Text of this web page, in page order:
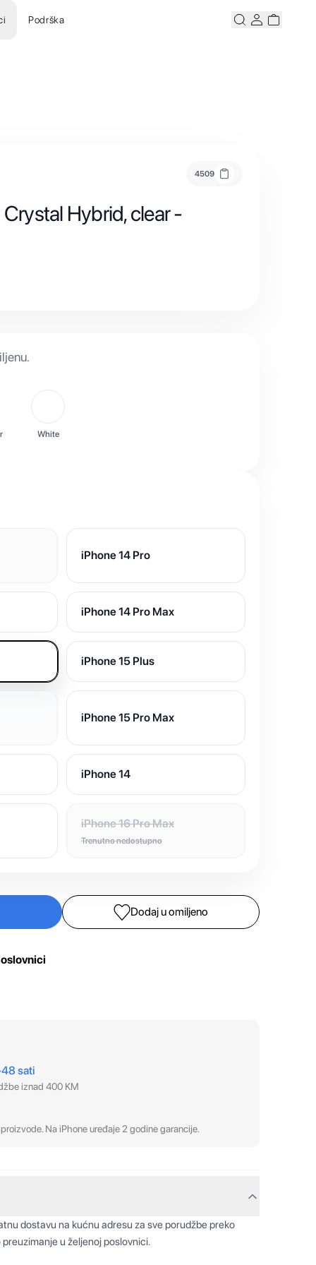
Podrška PretražiKorisnicki
4509
Hybrid, clear -
White
iPhone 14 Pro
iPhone 14 Pro Max
iPhone 15 Plus
iPhone 15 Pro Max
iPhone 14
iPhone 16 Pro Max
Trenutno nedostupno
Dodaj u omiljeno
sati
iznad 400 KM
Na iPhone uređaje 2 godine garancije.
dostavu na kućnu adresu za sve porudžbe preko
u željenoj poslovnici.